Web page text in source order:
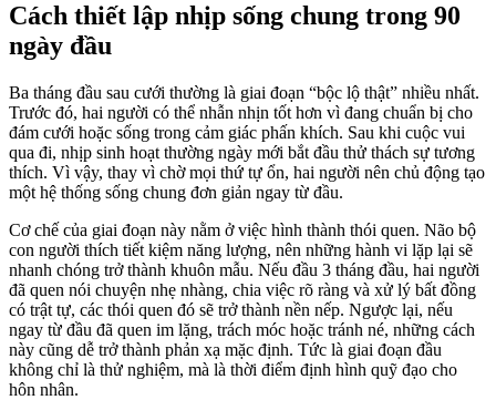
Cách thiết lập nhịp sống chung trong 90
ngày đầu
Ba tháng đầu sau cưới thường là giai đoạn “bộc lộ thật” nhiều nhất.
Trước đó, hai người có thể nhẫn nhịn tốt hơn vì đang chuẩn bị cho
đám cưới hoặc sống trong cảm giác phấn khích. Sau khi cuộc vui
qua đi, nhịp sinh hoạt thường ngày mới bắt đầu thử thách sự tương
thích. Vì vậy, thay vì chờ mọi thứ tự ổn, hai người nên chủ động tạo
một hệ thống sống chung đơn giản ngay từ đầu.
Cơ chế của giai đoạn này nằm ở việc hình thành thói quen. Não bộ
con người thích tiết kiệm năng lượng, nên những hành vi lặp lại sẽ
nhanh chóng trở thành khuôn mẫu. Nếu đầu 3 tháng đầu, hai người
đã quen nói chuyện nhẹ nhàng, chia việc rõ ràng và xử lý bất đồng
có trật tự, các thói quen đó sẽ trở thành nền nếp. Ngược lại, nếu
ngay từ đầu đã quen im lặng, trách móc hoặc tránh né, những cách
này cũng dễ trở thành phản xạ mặc định. Tức là giai đoạn đầu
không chỉ là thử nghiệm, mà là thời điểm định hình quỹ đạo cho
hôn nhân.